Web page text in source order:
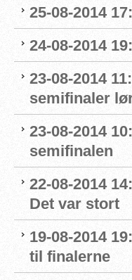
25-08-2014
24-08-2014
23-08-2014
semifinaler
23-08-2014
semifinalen
22-08-2014
Det var stort
19-08-2014
til finalerne